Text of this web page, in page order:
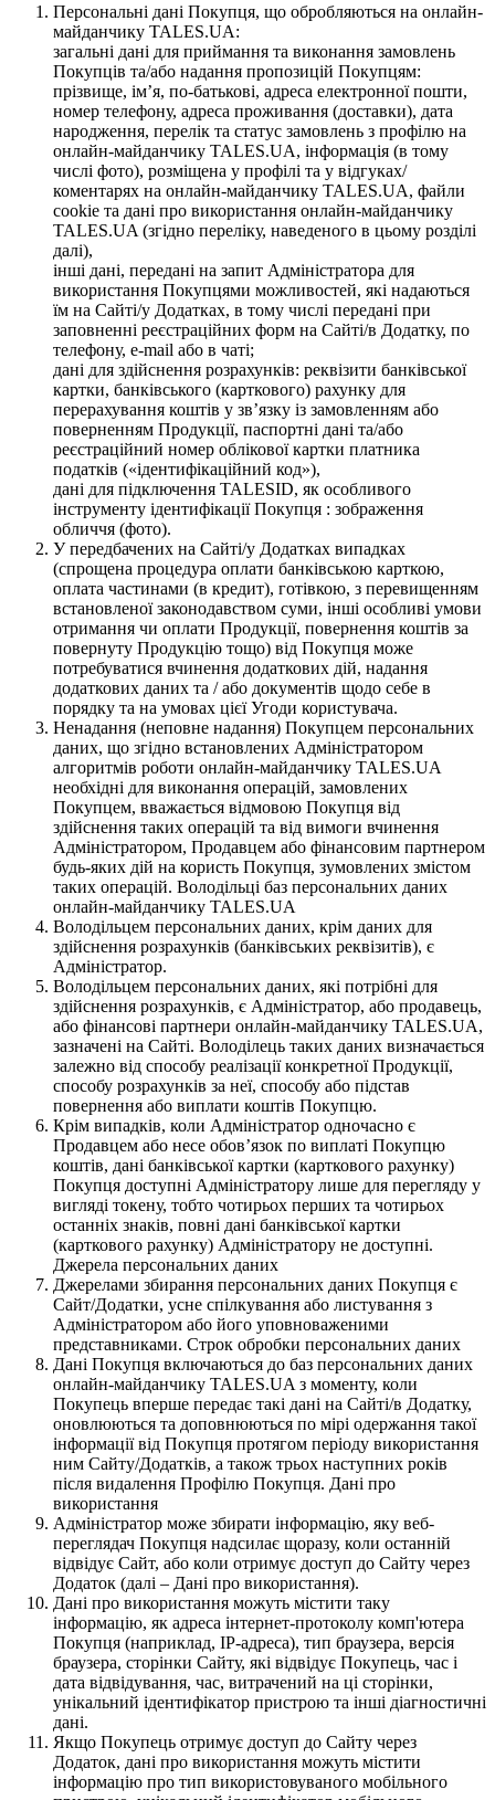
Персональні дані Покупця, що обробляються на онлайн-
майданчику TALES.UA:
загальні дані для приймання та виконання замовлень
Покупців та/або надання пропозицій Покупцям:
прізвище, ім’я, по-батькові, адреса електронної пошти,
номер телефону, адреса проживання (доставки), дата
народження, перелік та статус замовлень з профілю на
онлайн-майданчику TALES.UA, інформація (в тому
числі фото), розміщена у профілі та у відгуках/
коментарях на онлайн-майданчику TALES.UA, файли
cookie та дані про використання онлайн-майданчику
TALES.UA (згідно переліку, наведеного в цьому розділі
далі),
інші дані, передані на запит Адміністратора для
використання Покупцями можливостей, які надаються
їм на Сайті/у Додатках, в тому числі передані при
заповненні реєстраційних форм на Сайті/в Додатку, по
телефону, e-mail або в чаті;
дані для здійснення розрахунків: реквізити банківської
картки, банківського (карткового) рахунку для
перерахування коштів у зв’язку із замовленням або
поверненням Продукції, паспортні дані та/або
реєстраційний номер облікової картки платника
податків («ідентифікаційний код»),
дані для підключення TALESID, як особливого
інструменту ідентифікації Покупця : зображення
обличчя (фото).
У передбачених на Сайті/у Додатках випадках
(спрощена процедура оплати банківською карткою,
оплата частинами (в кредит), готівкою, з перевищенням
встановленої законодавством суми, інші особливі умови
отримання чи оплати Продукції, повернення коштів за
повернуту Продукцію тощо) від Покупця може
потребуватися вчинення додаткових дій, надання
додаткових даних та / або документів щодо себе в
порядку та на умовах цієї Угоди користувача.
Ненадання (неповне надання) Покупцем персональних
даних, що згідно встановлених Адміністратором
алгоритмів роботи онлайн-майданчику TALES.UA
необхідні для виконання операцій, замовлених
Покупцем, вважається відмовою Покупця від
здійснення таких операцій та від вимоги вчинення
Адміністратором, Продавцем або фінансовим партнером
будь-яких дій на користь Покупця, зумовлених змістом
таких операцій. Володільці баз персональних даних
онлайн-майданчику TALES.UA
Володільцем персональних даних, крім даних для
здійснення розрахунків (банківських реквізитів), є
Адміністратор.
Володільцем персональних даних, які потрібні для
здійснення розрахунків, є Адміністратор, або продавець,
або фінансові партнери онлайн-майданчику TALES.UA,
зазначені на Сайті. Володілець таких даних визначається
залежно від способу реалізації конкретної Продукції,
способу розрахунків за неї, способу або підстав
повернення або виплати коштів Покупцю.
Крім випадків, коли Адміністратор одночасно є
Продавцем або несе обов’язок по виплаті Покупцю
коштів, дані банківської картки (карткового рахунку)
Покупця доступні Адміністратору лише для перегляду у
вигляді токену, тобто чотирьох перших та чотирьох
останніх знаків, повні дані банківської картки
(карткового рахунку) Адміністратору не доступні.
Джерела персональних даних
Джерелами збирання персональних даних Покупця є
Сайт/Додатки, усне спілкування або листування з
Адміністратором або його уповноваженими
представниками. Строк обробки персональних даних
Дані Покупця включаються до баз персональних даних
онлайн-майданчику TALES.UA з моменту, коли
Покупець вперше передає такі дані на Сайті/в Додатку,
оновлюються та доповнюються по мірі одержання такої
інформації від Покупця протягом періоду використання
ним Сайту/Додатків, а також трьох наступних років
після видалення Профілю Покупця. Дані про
використання
Адміністратор може збирати інформацію, яку веб-
переглядач Покупця надсилає щоразу, коли останній
відвідує Сайт, або коли отримує доступ до Сайту через
Додаток (далі – Дані про використання).
Дані про використання можуть містити таку
інформацію, як адреса інтернет-протоколу комп'ютера
Покупця (наприклад, IP-адреса), тип браузера, версія
браузера, сторінки Сайту, які відвідує Покупець, час і
дата відвідування, час, витрачений на ці сторінки,
унікальний ідентифікатор пристрою та інші діагностичні
дані.
Якщо Покупець отримує доступ до Сайту через
Додаток, дані про використання можуть містити
інформацію про тип використовуваного мобільного